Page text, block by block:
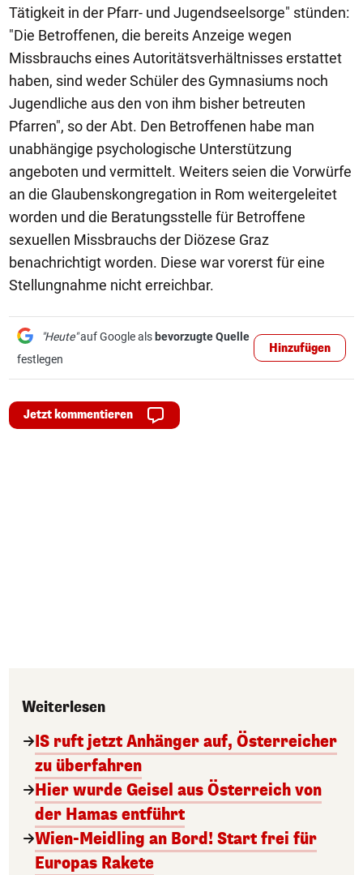
Tätigkeit in der Pfarr- und Jugendseelsorge" stünden:
"Die Betroffenen, die bereits Anzeige wegen
Missbrauchs eines Autoritätsverhältnisses erstattet
haben, sind weder Schüler des Gymnasiums noch
Jugendliche aus den von ihm bisher betreuten
Pfarren", so der Abt. Den Betroffenen habe man
unabhängige psychologische Unterstützung
angeboten und vermittelt. Weiters seien die Vorwürfe
an die Glaubenskongregation in Rom weitergeleitet
worden und die Beratungsstelle für Betroffene
sexuellen Missbrauchs der Diözese Graz
benachrichtigt worden. Diese war vorerst für eine
Stellungnahme nicht erreichbar.
"Heute"auf Google als bevorzugte Quelle
festlegen
Hinzufügen
Jetzt kommentieren
Weiterlesen
IS ruft jetzt Anhänger auf, Österreicher
zu überfahren
Hier wurde Geisel aus Österreich von
der Hamas entführt
Wien-Meidling an Bord! Start frei für
Europas Rakete